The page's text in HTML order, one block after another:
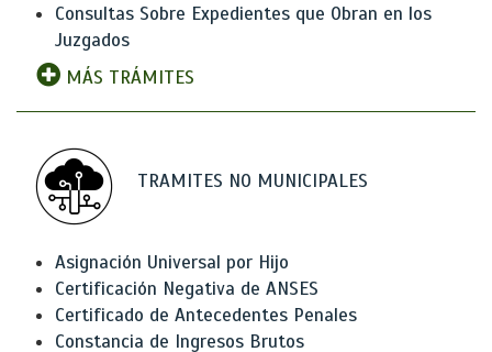
Consultas Sobre Expedientes que Obran en los
Juzgados
MÁS TRÁMITES
TRAMITES NO MUNICIPALES
Asignación Universal por Hijo
Certificación Negativa de ANSES
Certificado de Antecedentes Penales
Constancia de Ingresos Brutos